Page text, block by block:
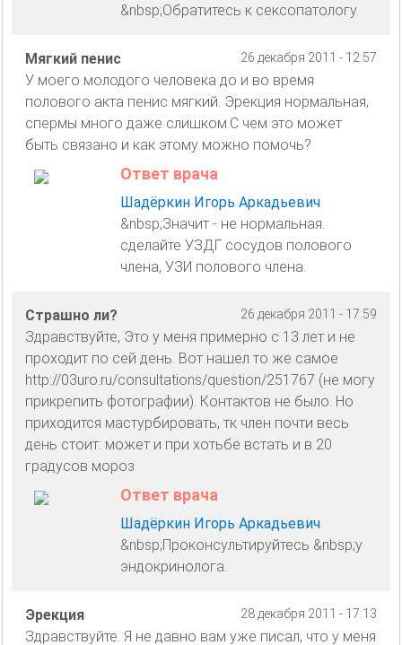
&nbsp;Обратитесь к сексопатологу.
26 декабря 2011 - 12:57
Мягкий пенис
У моего молодого человека до и во время
полового акта пенис мягкий. Эрекция нормальная,
спермы много даже слишком.С чем это может
быть связано и как этому можно помочь?
Ответ врача
Шадёркин Игорь Аркадьевич
&nbsp;Значит - не нормальная.
сделайте УЗДГ сосудов полового
члена, УЗИ полового члена.
26 декабря 2011 - 17:59
Страшно ли?
Здравствуйте, Это у меня примерно с 13 лет и не
проходит по сей день. Вот нашел то же самое
http://03uro.ru/consultations/question/251767 (не могу
прикрепить фотографии). Контактов не было. Но
приходится мастурбировать, тк член почти весь
день стоит: может и при хотьбе встать и в 20
градусов мороз
Ответ врача
Шадёркин Игорь Аркадьевич
&nbsp;Проконсультируйтесь &nbsp;у
эндокринолога.
28 декабря 2011 - 17:13
Эрекция
Здравствуйте. Я не давно вам уже писал, что у меня